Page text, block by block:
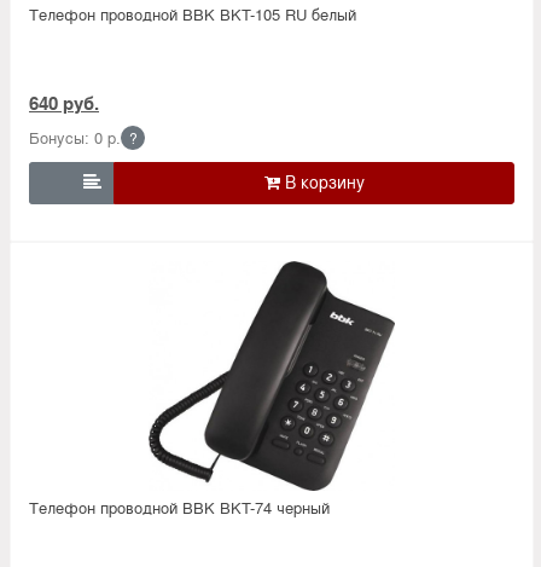
Телефон проводной BBK BKT-105 RU белый
640 руб.
Бонусы: 0 р. ?

Телефон проводной BBK BKT-74 черный